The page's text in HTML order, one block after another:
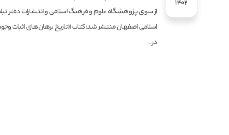
1402
از سوی پژوهشگاه علوم و فرهنگ اسلامی و انتشارات دفتر
اسلامی اصفهان منتشر شد: کتاب «تاریخ برهان‌های اثبات
در...